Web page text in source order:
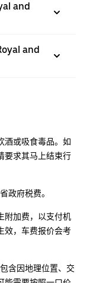
and
and
酒或吸食毒品。如
要求其马上结束行
政府税费。
附加费，以支付机
效，车费报价会考
含因地理位置、交